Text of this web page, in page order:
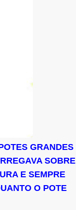
GRANDES
SOBRE
E SEMPRE
O POTE